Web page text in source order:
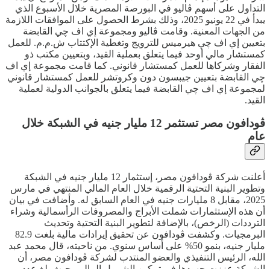
التداول على أسهم ڤاليو في البورصة المصرية خلال الأسبوع الذي
يبدأ في 22 يونيو 2025، وذلك بشرط الحصول على الموافقات اللازمة
من الجهات المعنية. وقامت ڤاليو ومجموعة إي اف چي القابضة
بتعيين إي اف چي هيرميس للترويج وتغطية الإكتتاب ش.م.م. للعمل
كمستشار مالي أوحد فيما يتعلق بعملية القيد، وبتعيين مكتب ذو
الفقار وشركاها للعمل كمستشار قانوني. كما قامت مجموعة إي اف
چي القابضة بتعيين جيبسون دون وكروتشر للعمل كمستشار قانوني
لمجموعة إي اف چي القابضة فيما يتعلق بالجوانب الدولية لعملية
القيد.
ڤودافون مصر تستثمر 12 مليار جنيه في الشبكة خلال
عام
أعلنت شركة ڤودافون مصر، إستثمار 12 مليار جنيه في الشبكة
وتطوير البنية التحتية الرقمية خلال العام المالي المنتهي في مارس
2025، مقابل 8 مليارات جنيه في العام السابق له. وأضافت في بيان
أن هذه الإستثمارات شملت الأبراج والمصروفات الرأسمالية وشراء
الترددات (الرخص)، بالإضافة لتطوير البنية التحتية وتحديث
البرمجيات. وكشفت ڤودافون عن تحقيق إيرادات مالية بلغت 82.9
مليار جنيه، بنمو 50% على أساس سنوي. من ناحيته، قال محمد عبد
الله، الرئيس التنفيذي والعضو المنتدب لشركة ڤودافون مصر، أن